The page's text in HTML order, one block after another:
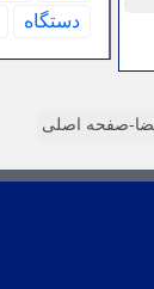
دستگاه
صفحه اصلی